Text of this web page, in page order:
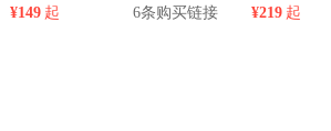
¥149 起 6条购买链接 ¥219 起